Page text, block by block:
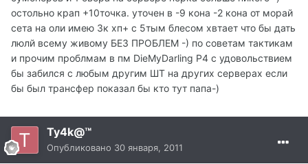
остольно крап +10точка. уточен в -9 кона -2 кона от морай
сета на оли имею 3к хп+ с 5тым блесом хвтает что бы дать
люлй всему живому БЕЗ ПРОБЛЕМ -) по советам тактикам
и прочим проблмам в пм DieMyDarling P4 с удовольствием
бы забился с любым другим ШТ на других серверах если
бы был трансфер показал бы кто тут папа-)
Ty4k@™
Опубликовано 30 января, 2011